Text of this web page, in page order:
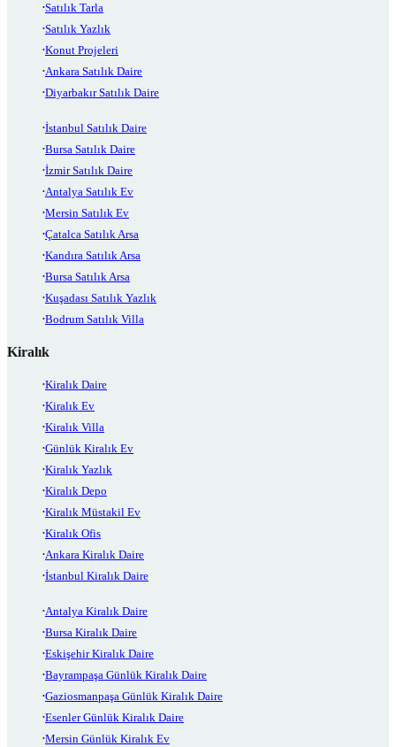
Satılık Tarla
Satılık Yazlık
Konut Projeleri
Ankara Satılık Daire
Diyarbakır Satılık Daire
İstanbul Satılık Daire
Bursa Satılık Daire
İzmir Satılık Daire
Antalya Satılık Ev
Mersin Satılık Ev
Çatalca Satılık Arsa
Kandıra Satılık Arsa
Bursa Satılık Arsa
Kuşadası Satılık Yazlık
Bodrum Satılık Villa
Kiralık
Kiralık Daire
Kiralık Ev
Kiralık Villa
Günlük Kiralık Ev
Kiralık Yazlık
Kiralık Depo
Kiralık Müstakil Ev
Kiralık Ofis
Ankara Kiralık Daire
İstanbul Kiralık Daire
Antalya Kiralık Daire
Bursa Kiralık Daire
Eskişehir Kiralık Daire
Bayrampaşa Günlük Kiralık Daire
Gaziosmanpaşa Günlük Kiralık Daire
Esenler Günlük Kiralık Daire
Mersin Günlük Kiralık Ev